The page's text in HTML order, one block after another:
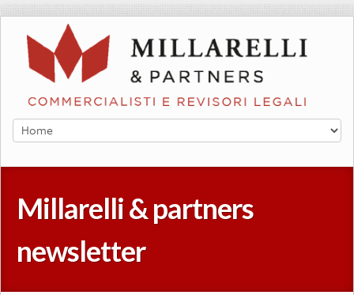
Millarelli & partners
newsletter